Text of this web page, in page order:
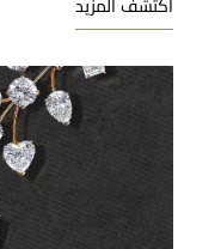
اكتشف المزيد